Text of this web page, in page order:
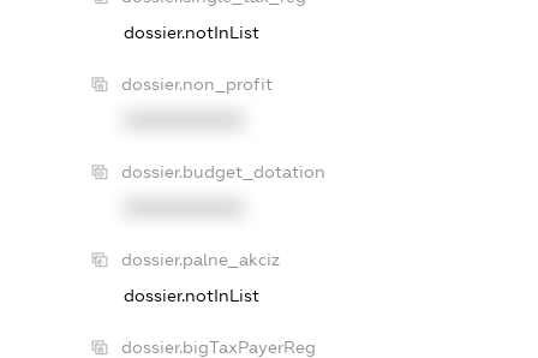
dossier.notInList
dossier.non_profit
dossier.budget_dotation
dossier.palne_akciz
dossier.notInList
dossier.bigTaxPayerReg